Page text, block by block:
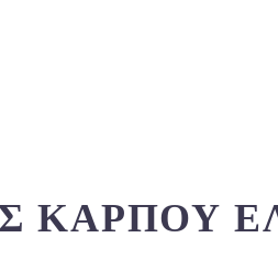
ΚΑΡΠΟΎ